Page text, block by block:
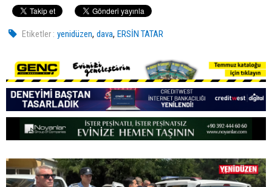
Etiketler : yenidüzen,dava,ERSİN TATAR